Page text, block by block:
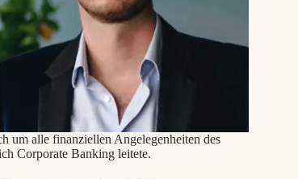
um alle finanziellen Angelegenheiten des
Corporate Banking leitete.